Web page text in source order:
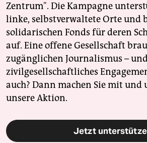
Zentrum". Die Kampagne
linke, selbstverwaltete Orte und
solidarischen Fonds für deren
auf. Eine offene Gesellschaft
zugänglichen Journalismus –
zivilgesellschaftliches
auch? Dann machen Sie mit und
unsere Aktion.
Jetzt